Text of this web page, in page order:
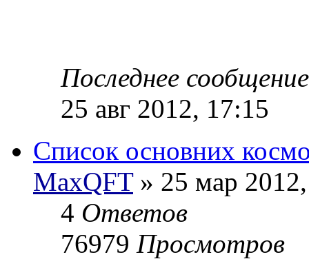
Последнее
25 авг 2012, 17:15
Список основних
MaxQFT» 25 мар
4 Ответов
76979 Просмотров